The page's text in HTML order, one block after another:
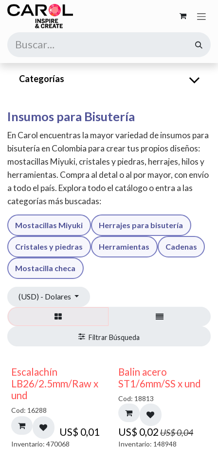
Ir al contenido
Categorías
Insumos para Bisutería
En Carol encuentras la mayor variedad de insumos para
bisutería en Colombia para crear tus propios diseños:
mostacillas Miyuki, cristales y piedras, herrajes, hilos y
herramientas. Compra al detal o al por mayor, con envío
a todo el país. Explora todo el catálogo o entra a las
categorías más buscadas:
Mostacillas Miyuki Herrajes para bisutería
Cristales y piedras Herramientas Cadenas
Mostacilla checa
(USD) - Dolares
Escalachín
LB26/2.5mm/Raw x
und
Cod: 16288
US$ 0,01
Inventario: 470068
50% DESCUENTO
Balin acero
ST1/6mm/SS x und
Cod: 18813
US$ 0,02US$0,04
Inventario: 148948